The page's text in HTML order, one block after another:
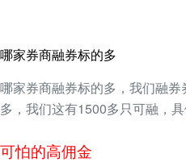
哪家券商融券标的多
哪家券商融券标的多，我们融
多，我们这有1500多只可融，
可怕的高佣金